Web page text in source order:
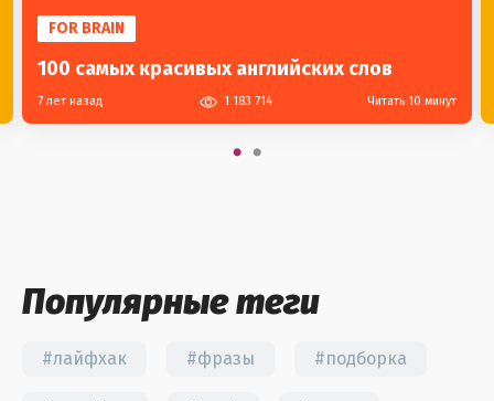
FOR BRAIN
100 самых красивых английских слов
7 лет назад 1 183 714 Читать 10 минут
Популярные теги
#лайфхак #фразы #подборка